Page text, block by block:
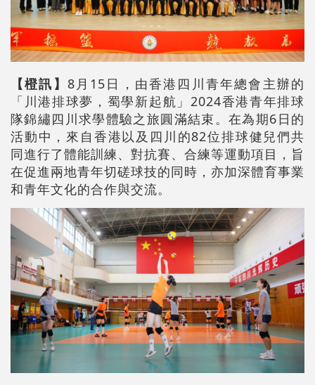
【橙訊】 8月15日，由香港四川青年總會主辦的
「川港排球夢，蜀學新起航」2024香港青年排球
隊錦繡四川求學體驗之旅圓滿結束。在為期6日的
活動中，來自香港以及四川的82位排球健兒們共
同進行了體能訓練、對抗賽、合練等運動項目，旨
在促進兩地青年切磋球技的同時，亦加深體育事業
和青年文化的合作與交流。